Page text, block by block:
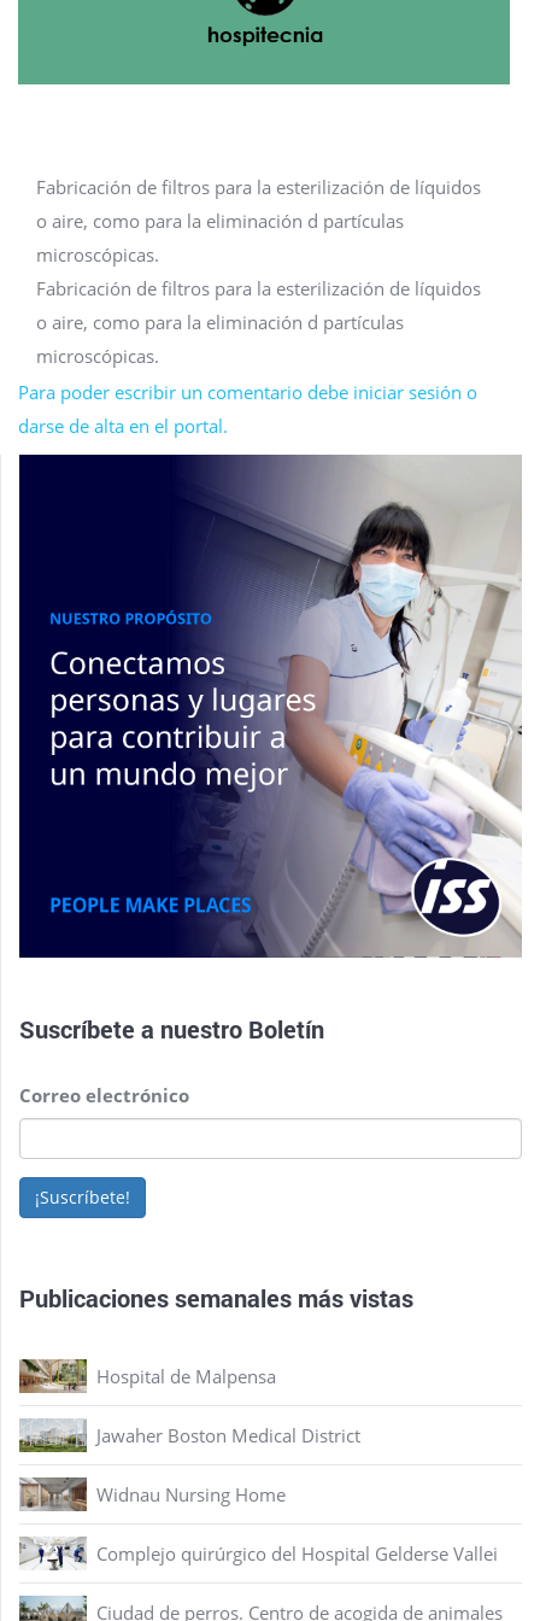
Fabricación de filtros para la esterilización de líquidos
o aire, como para la eliminación d partículas
microscópicas.
Fabricación de filtros para la esterilización de líquidos
o aire, como para la eliminación d partículas
microscópicas.
Para poder escribir un comentario debe iniciar sesión o
darse de alta en el portal.
Suscríbete a nuestro Boletín
Correo electrónico
¡Suscríbete!
Publicaciones semanales más vistas
Hospital de Malpensa
Jawaher Boston Medical District
Widnau Nursing Home
Complejo quirúrgico del Hospital Gelderse Vallei
Ciudad de perros. Centro de acogida de animales